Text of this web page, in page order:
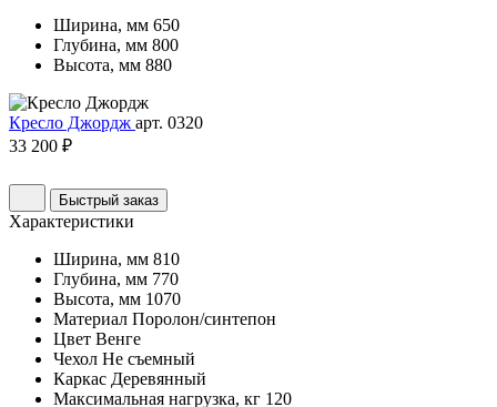
Ширина, мм 650
Глубина, мм 800
Высота, мм 880
Кресло Джордж арт. 0320
33 200 ₽
Быстрый заказ
Характеристики
Ширина, мм 810
Глубина, мм 770
Высота, мм 1070
Материал Поролон/синтепон
Цвет Венге
Чехол Не съемный
Каркас Деревянный
Максимальная нагрузка, кг 120